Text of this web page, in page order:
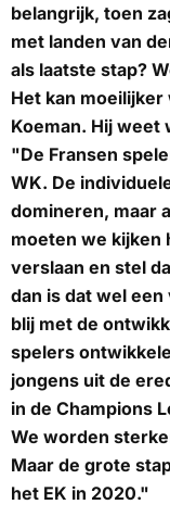
belangrijk, toen
met landen van
als laatste stap?
Het kan
Koeman. Hij weet
"De Fransen
WK. De
domineren, maar
moeten we kijken
verslaan en stel
dan is dat wel
blij met de
spelers
jongens uit de
in de Champions
We worden
Maar de grote
het EK in 2020."